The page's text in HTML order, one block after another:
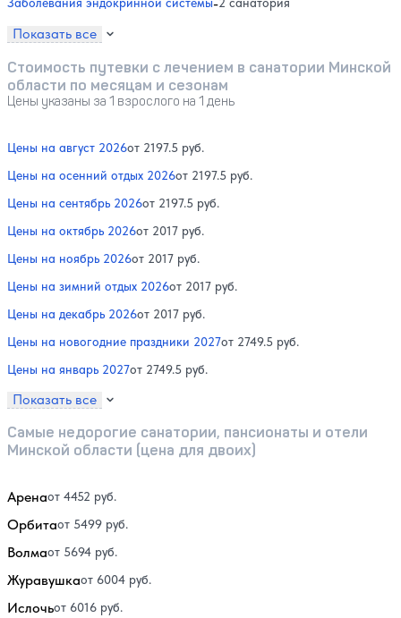
Показать все
Стоимость путевки с лечением в санатории Минской
области по месяцам и сезонам
Цены указаны за 1 взрослого на 1 день
Цены на август 2026от 2197.5 руб.
Цены на осенний отдых 2026от 2197.5 руб.
Цены на сентябрь 2026от 2197.5 руб.
Цены на октябрь 2026от 2017 руб.
Цены на ноябрь 2026от 2017 руб.
Цены на зимний отдых 2026от 2017 руб.
Цены на декабрь 2026от 2017 руб.
Цены на новогодние праздники 2027от 2749.5 руб.
Цены на январь 2027от 2749.5 руб.
Показать все
Самые недорогие санатории, пансионаты и отели
Минской области (цена для двоих)
Аренаот 4452 руб.
Орбитаот 5499 руб.
Волмаот 5694 руб.
Журавушкаот 6004 руб.
Ислочьот 6016 руб.